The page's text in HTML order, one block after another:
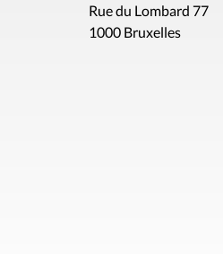
Rue du Lombard 77
1000 Bruxelles